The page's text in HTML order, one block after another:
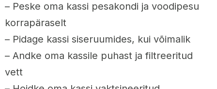
– Peske oma kassi pesakondi ja voodipesu
korrapäraselt
– Pidage kassi siseruumides, kui võimalik
– Andke oma kassile puhast ja filtreeritud
vett